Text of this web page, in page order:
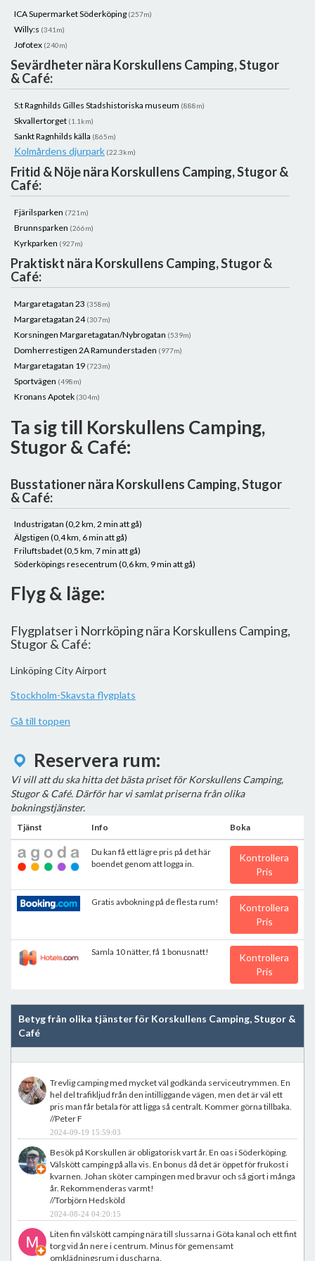
ICA Supermarket Söderköping (257m)
Willy:s (341m)
Jofotex (240m)
Sevärdheter nära Korskullens Camping, Stugor
& Café:
S:t Ragnhilds Gilles Stadshistoriska museum (888m)
Skvallertorget (1.1km)
Sankt Ragnhilds källa (865m)
Kolmårdens djurpark (22.3km)
Fritid & Nöje nära Korskullens Camping, Stugor &
Café:
Fjärilsparken (721m)
Brunnsparken (266m)
Kyrkparken (927m)
Praktiskt nära Korskullens Camping, Stugor &
Café:
Margaretagatan 23 (358m)
Margaretagatan 24(307m)
Korsningen Margaretagatan/Nybrogatan (539m)
Domherrestigen 2A Ramunderstaden (977m)
Margaretagatan 19 (723m)
Sportvägen (498m)
Kronans Apotek (304m)
Ta sig till Korskullens Camping,
Stugor & Café:
Busstationer nära Korskullens Camping, Stugor
& Café:
Industrigatan (0,2 km, 2 min att gå)
Älgstigen (0,4 km, 6 min att gå)
Friluftsbadet (0,5 km, 7 min att gå)
Söderköpings resecentrum (0,6 km, 9 min att gå)
Flyg & läge:
Flygplatser i Norrköping nära Korskullens Camping,
Stugor & Café:
Linköping City Airport
Stockholm-Skavsta flygplats
Gå till toppen
Reservera rum:
Vi vill att du ska hitta det bästa priset för Korskullens Camping,
Stugor & Café. Därför har vi samlat priserna från olika
bokningstjänster.
Tjänst Info Boka
Du kan få ett lägre pris på det här
boendet genom att logga in.
Kontrollera
Pris
Gratis avbokning på de flesta rum!
Kontrollera
Pris
Samla 10 nätter, få 1 bonusnatt!
Kontrollera
Pris
Betyg från olika tjänster för Korskullens Camping, Stugor &
Café
Trevlig camping med mycket väl godkända serviceutrymmen. En
hel del trafikljud från den intilliggande vägen, men det är väl ett
pris man får betala för att ligga så centralt. Kommer görna tillbaka.
//Peter F
2024-09-19 15:59:03
Besök på Korskullen är obligatorisk vart år. En oas i Söderköping.
Välskött camping på alla vis. En bonus då det är öppet för frukost i
kvarnen. Johan sköter campingen med bravur och så gjort i många
år. Rekommenderas varmt!
//Torbjörn Hedsköld
2024-08-24 04:20:15
Liten fin välskött camping nära till slussarna i Göta kanal och ett fint
torg vid ån nere i centrum. Minus för gemensamt
omklädningsrum i duscharna.